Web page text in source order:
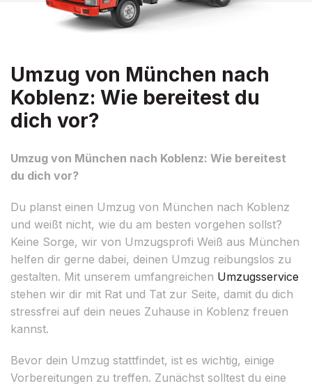
Umzug von München nach
Koblenz: Wie bereitest du
dich vor?
Umzug von München nach Koblenz: Wie bereitest
du dich vor?
Du planst einen Umzug von München nach Koblenz
und weißt nicht, wie du am besten vorgehen sollst?
Keine Sorge, wir von Umzugsprofi Weiß aus München
helfen dir gerne dabei, deinen Umzug reibungslos zu
gestalten. Mit unserem umfangreichen Umzugsservice
stehen wir dir mit Rat und Tat zur Seite, damit du dich
stressfrei auf dein neues Zuhause in Koblenz freuen
kannst.
Bevor dein Umzug stattfindet, ist es wichtig, einige
Vorbereitungen zu treffen. Zunächst solltest du eine